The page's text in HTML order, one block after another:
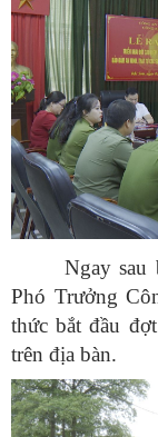
Ngay sau
Phó Trưởng
thức bắt đầu
trên địa bàn.